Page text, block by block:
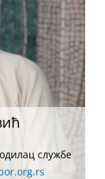
службе